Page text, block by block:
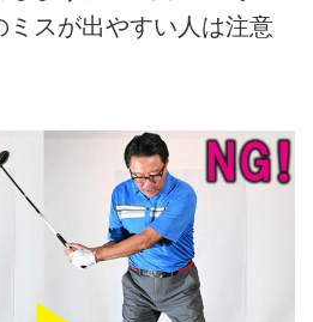
ミスが出やすい人は注意